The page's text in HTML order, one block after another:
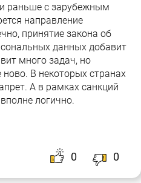
раньше с зарубежным
направление
принятие закона об
данных добавит
много задач, но
ново. В некоторых странах
А в рамках санкций
логично.
0 0